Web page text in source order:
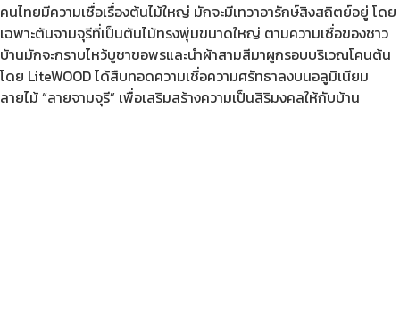
คนไทยมีความเชื่อเรื่องต้นไม้ใหญ่ มักจะมีเทวาอารักษ์สิงสถิตย์อยู่ โดย
เฉพาะต้นจามจุรีที่เป็นต้นไม้ทรงพุ่มขนาดใหญ่ ตามความเชื่อของชาว
บ้านมักจะกราบไหว้บูชาขอพรและนำผ้าสามสีมาผูกรอบบริเวณโคนต้น
โดย LiteWOOD ได้สืบทอดความเชื่อความศรัทธาลงบนอลูมิเนียม
ลายไม้ “ลายจามจุรี” เพื่อเสริมสร้างความเป็นสิริมงคลให้กับบ้าน